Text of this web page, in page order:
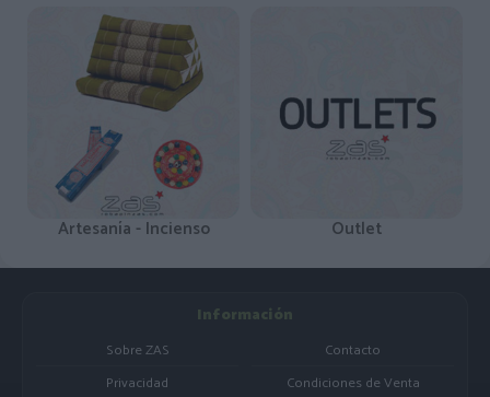
Artesanía - Incienso Outlet
Información
Sobre ZAS
Contacto
Privacidad
Condiciones de Venta